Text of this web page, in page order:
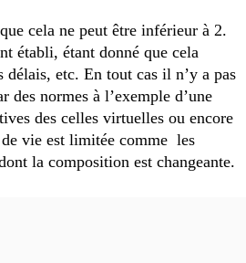
cela ne peut être inférieur à 2.
établi, étant donné que cela
etc. En tout cas il n’y a pas
des normes à l’exemple d’une
des celles virtuelles ou encore
de vie est limitée comme les
la composition est changeante.